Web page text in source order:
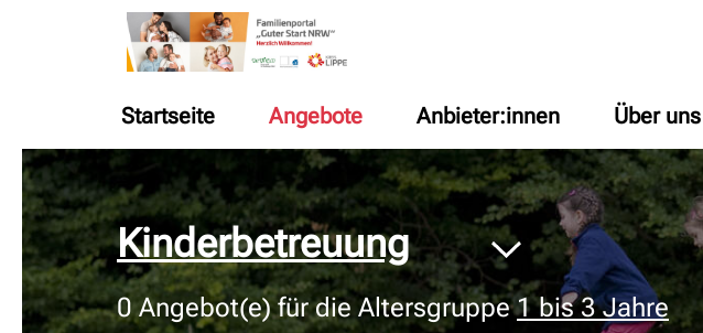
Startseite Angebote Anbieter:innen Über uns
© Bildnachweis
Kinderbetreuung
0Angebot(e) für die Altersgruppe1 bis 3 Jahre